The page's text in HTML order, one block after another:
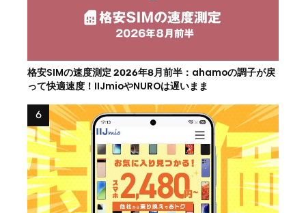
格安SIMの速度測定 2026年8月前半：ahamoの調子が戻
って快適速度！IIJmioやNUROは遅いまま